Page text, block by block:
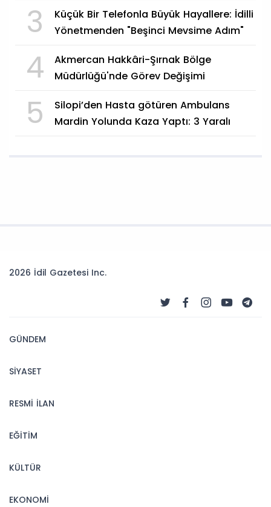
3
Küçük Bir Telefonla Büyük Hayallere: İdilli
Yönetmenden "Beşinci Mevsime Adım"
4
Akmercan Hakkâri-Şırnak Bölge
Müdürlüğü'nde Görev Değişimi
5
Silopi’den Hasta götüren Ambulans
Mardin Yolunda Kaza Yaptı: 3 Yaralı
2026 İdil Gazetesi Inc.
GÜNDEM
SİYASET
RESMİ İLAN
EĞİTİM
KÜLTÜR
EKONOMİ